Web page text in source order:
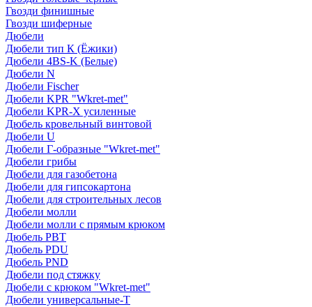
Гвозди финишные
Гвозди шиферные
Дюбели
Дюбели тип К (Ёжики)
Дюбели 4BS-K (Белые)
Дюбели N
Дюбели Fischer
Дюбели KPR "Wkret-met"
Дюбели KPR-Х усиленные
Дюбель кровельный винтовой
Дюбели U
Дюбели Г-образные "Wkret-met"
Дюбели грибы
Дюбели для газобетона
Дюбели для гипсокартона
Дюбели для строительных лесов
Дюбели молли
Дюбели молли с прямым крюком
Дюбель PBT
Дюбель PDU
Дюбель PND
Дюбели под стяжку
Дюбели с крюком "Wkret-met"
Дюбели универсальные-Т